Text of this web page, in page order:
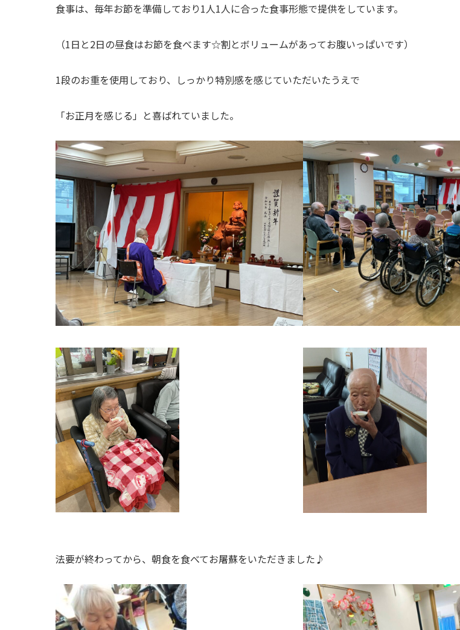
食事は、毎年お節を準備しており1人1人に合った食事形態で提供をしています。
（1日と2日の昼食はお節を食べます☆割とボリュームがあってお腹いっぱいです）
1段のお重を使用しており、しっかり特別感を感じていただいたうえで
「お正月を感じる」と喜ばれていました。
法要が終わってから、朝食を食べてお屠蘇をいただきました♪